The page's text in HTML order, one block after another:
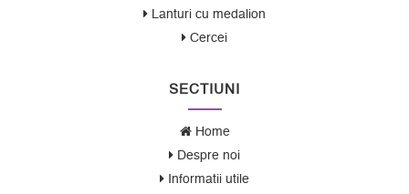
Lanturi cu medalion
Cercei
SECTIUNI
Home
Despre noi
Informatii utile